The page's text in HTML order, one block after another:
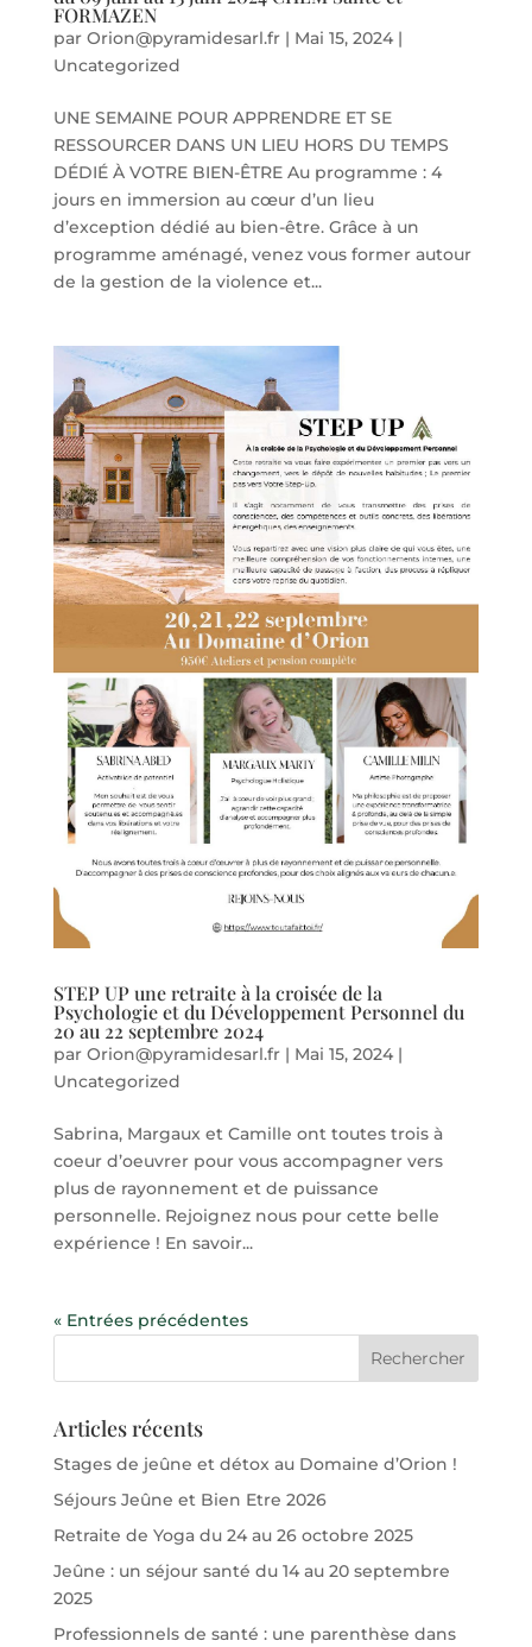
FORMAZEN
par Orion@pyramidesarl.fr| Mai 15, 2024|
Uncategorized
UNE SEMAINE POUR APPRENDRE ET SE
RESSOURCER DANS UN LIEU HORS DU TEMPS
DÉDIÉ À VOTRE BIEN-ÊTRE Au programme : 4
jours en immersion au cœur d’un lieu
d’exception dédié au bien-être. Grâce à un
programme aménagé, venez vous former autour
de la gestion de la violence et...
STEP UP une retraite à la croisée de la
Psychologie et du Développement Personnel du
20 au 22 septembre 2024
par Orion@pyramidesarl.fr| Mai 15, 2024|
Uncategorized
Sabrina, Margaux et Camille ont toutes trois à
coeur d’oeuvrer pour vous accompagner vers
plus de rayonnement et de puissance
personnelle. Rejoignez nous pour cette belle
expérience ! En savoir...
« Entrées précédentes
Articles récents
Stages de jeûne et détox au Domaine d’Orion !
Séjours Jeûne et Bien Etre 2026
Retraite de Yoga du 24 au 26 octobre 2025
Jeûne : un séjour santé du 14 au 20 septembre
2025
Professionnels de santé : une parenthèse dans